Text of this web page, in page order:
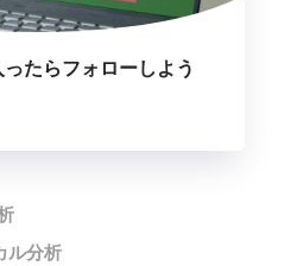
たらフォローしよう
ル分析